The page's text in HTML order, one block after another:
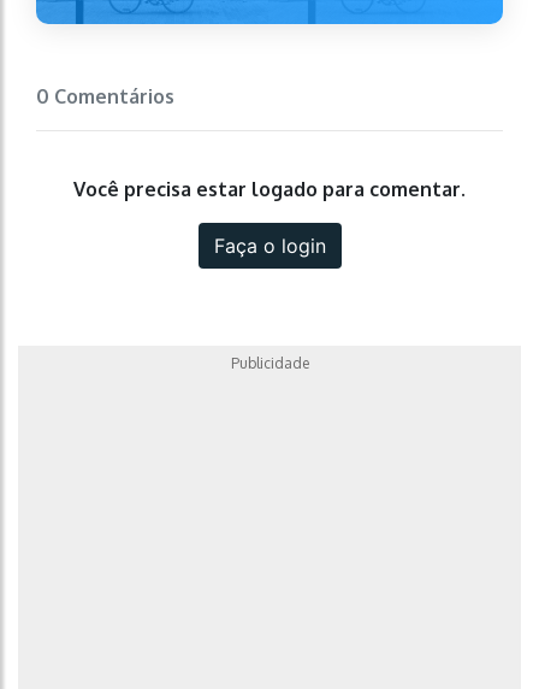
0 Comentários
Você precisa estar logado para comentar.
Faça o login
Publicidade